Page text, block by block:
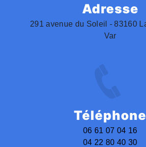
Adresse
291 avenue du Soleil - 83160 La Valette-du-
Var
Téléphone
06 61 07 04 16
04 22 80 40 30